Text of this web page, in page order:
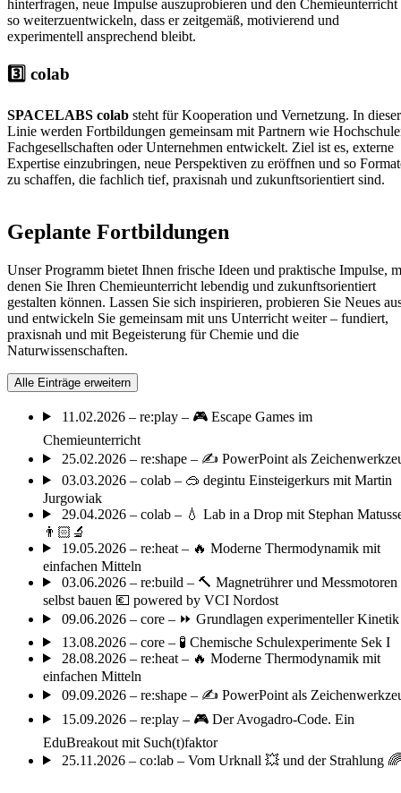
hinterfragen, neue Impulse auszuprobieren und den Chemieunterricht
so weiterzuentwickeln, dass er zeitgemäß, motivierend und
experimentell ansprechend bleibt.
3️⃣ colab
SPACELABS colab steht für Kooperation und Vernetzung. In dieser
Linie werden Fortbildungen gemeinsam mit Partnern wie
Fachgesellschaften oder Unternehmen entwickelt. Ziel ist es, externe
Expertise einzubringen, neue Perspektiven zu eröffnen und so
zu schaffen, die fachlich tief, praxisnah und zukunftsorientiert sind.
Geplante Fortbildungen
Unser Programm bietet Ihnen frische Ideen und praktische Impulse,
denen Sie Ihren Chemieunterricht lebendig und zukunftsorientiert
gestalten können. Lassen Sie sich inspirieren, probieren Sie Neues
und entwickeln Sie gemeinsam mit uns Unterricht weiter – fundiert,
praxisnah und mit Begeisterung für Chemie und die
Naturwissenschaften.
Alle Einträge erweitern
11.02.2026 – re:play – 🎮 Escape Games im
Chemieunterricht
25.02.2026 – re:shape – ✍️ PowerPoint als
03.03.2026 – colab – 🥽 degintu Einsteigerkurs mit Martin
Jurgowiak
29.04.2026 – colab – 💧 Lab in a Drop mit Stephan
👨🏻‍🔬
19.05.2026 – re:heat – 🔥 Moderne Thermodynamik mit
einfachen Mitteln
03.06.2026 – re:build – 🔨 Magnetrührer und Messmotoren
selbst bauen 💶 powered by VCI Nordost
09.06.2026 – core – ⏩ Grundlagen experimenteller Kinetik
13.08.2026 – core – 🧪 Chemische Schulexperimente Sek I
28.08.2026 – re:heat – 🔥 Moderne Thermodynamik mit
einfachen Mitteln
09.09.2026 – re:shape – ✍️ PowerPoint als
15.09.2026 – re:play – 🎮 Der Avogadro-Code. Ein
EduBreakout mit Such(t)faktor
25.11.2026 – co:lab – Vom Urknall 💥 und der Strahlung 🌈